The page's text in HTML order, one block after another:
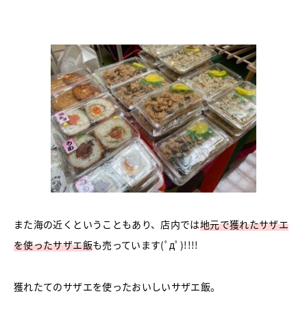
また海の近くということもあり、店内では地元で獲れたサザエ
を使ったサザエ飯も売っています(ﾟдﾟ)!!!!
獲れたてのサザエを使ったおいしいサザエ飯。